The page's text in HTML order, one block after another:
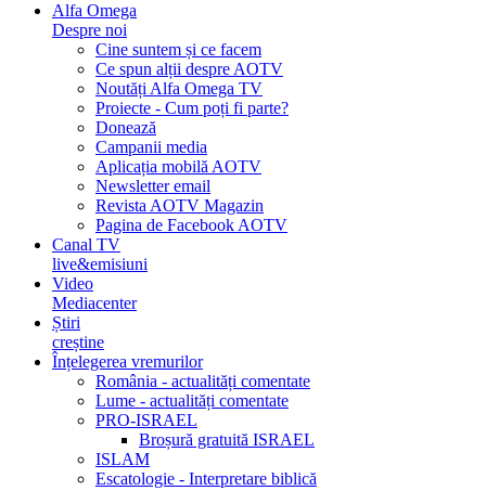
Alfa Omega
Despre noi
Cine suntem și ce facem
Ce spun alții despre AOTV
Noutăți Alfa Omega TV
Proiecte - Cum poți fi parte?
Donează
Campanii media
Aplicația mobilă AOTV
Newsletter email
Revista AOTV Magazin
Pagina de Facebook AOTV
Canal TV
live&emisiuni
Video
Mediacenter
Știri
creștine
Înțelegerea vremurilor
România - actualități comentate
Lume - actualități comentate
PRO-ISRAEL
Broșură gratuită ISRAEL
ISLAM
Escatologie - Interpretare biblică